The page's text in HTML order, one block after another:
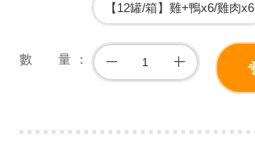
【12罐/箱】雞+鴨x6/雞肉x6
數 量